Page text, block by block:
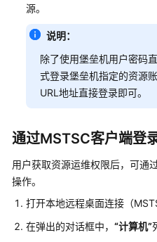
端
录
堡
垒
机
查
系
桌
面
源。
说明：
除了使用堡垒机用户密码
式登录堡垒机指定的资源
URL地址直接登录即可。
通过MSTSC客户端登
用户获取资源运维权限后，可通
操作。
打开本地远程桌面连接（
在弹出的对话框中， “计算机”